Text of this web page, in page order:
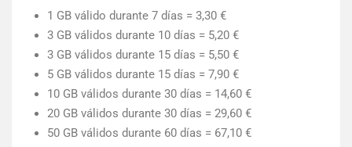
1 GB válido durante 7 días = 3,30 €
3 GB válidos durante 10 días = 5,20 €
3 GB válidos durante 15 días = 5,50 €
5 GB válidos durante 15 días = 7,90 €
10 GB válidos durante 30 días = 14,60 €
20 GB válidos durante 30 días = 29,60 €
50 GB válidos durante 60 días = 67,10 €